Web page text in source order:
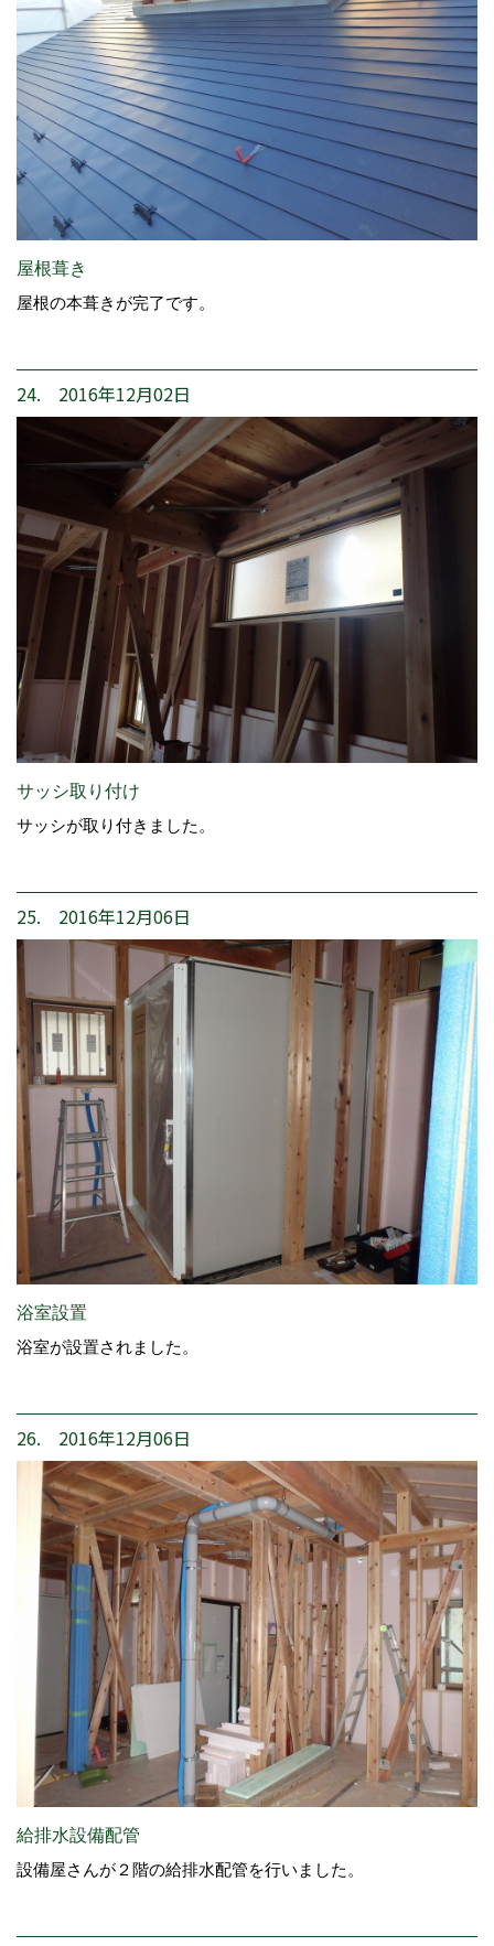
屋根葺き
屋根の本葺きが完了です。
24. 2016年12月02日
サッシ取り付け
サッシが取り付きました。
25. 2016年12月06日
浴室設置
浴室が設置されました。
26. 2016年12月06日
給排水設備配管
設備屋さんが２階の給排水配管を行いました。